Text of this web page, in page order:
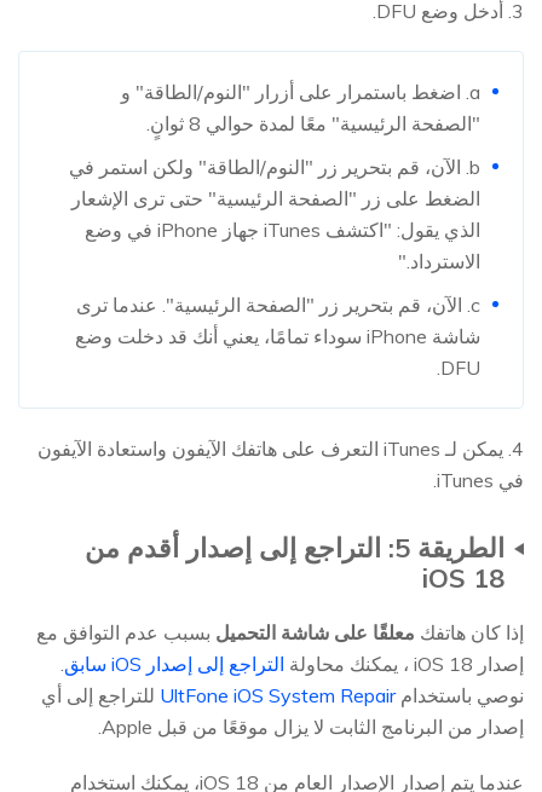
3. أدخل وضع DFU.
a. اضغط باستمرار على أزرار "النوم/الطاقة" و
"الصفحة الرئيسية" معًا لمدة حوالي 8 ثوانٍ.
b. الآن، قم بتحرير زر "النوم/الطاقة" ولكن استمر في
الضغط على زر "الصفحة الرئيسية" حتى ترى الإشعار
الذي يقول: "اكتشف iTunes جهاز iPhone في وضع
الاسترداد."
c. الآن، قم بتحرير زر "الصفحة الرئيسية". عندما ترى
شاشة iPhone سوداء تمامًا، يعني أنك قد دخلت وضع
DFU.
4. يمكن لـ iTunes التعرف على هاتفك الآيفون واستعادة الآيفون
في iTunes.
الطريقة 5: التراجع إلى إصدار أقدم من
iOS 18
إذا كان هاتفك معلقًا على شاشة التحميل بسبب عدم التوافق مع
إصدار iOS 18 ، يمكنك محاولة
التراجع إلى إصدار iOS سابق
.
نوصي باستخدامUltFone iOS System Repair للتراجع إلى أي
إصدار من البرنامج الثابت لا يزال موقعًا من قبل Apple.
عندما يتم إصدار الإصدار العام من iOS 18، يمكنك استخدام